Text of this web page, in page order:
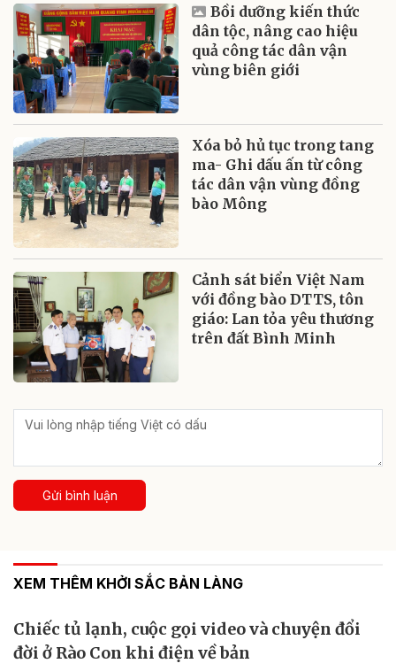
Bồi dưỡng kiến thức
dân tộc, nâng cao hiệu
quả công tác dân vận
vùng biên giới
Xóa bỏ hủ tục trong tang
ma- Ghi dấu ấn từ công
tác dân vận vùng đồng
bào Mông
Cảnh sát biển Việt Nam
với đồng bào DTTS, tôn
giáo: Lan tỏa yêu thương
trên đất Bình Minh
Gửi bình luận
XEM THÊM KHỞI SẮC BẢN LÀNG
Chiếc tủ lạnh, cuộc gọi video và chuyện đổi
đời ở Rào Con khi điện về bản